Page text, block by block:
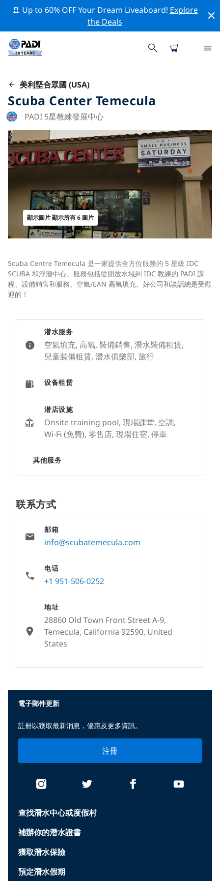
🚢 Up to 60% OFF Your Dream Liveaboard! Explore
the Deals
美利堅合眾國 (USA)
Scuba Center Temecula
PADI 5星教練發展中心
顯示圖片 顯示所有 6 圖片
Scuba Centre Temecula 是一家提供全方位服務的 5 星級 IDC
SCUBA 和浮潛中心。服務包括從開放水域到 IDC 教練的 PADI 課
程、設備銷售和服務、空氣/EAN 高氧填充。好公司和談話總是受歡
迎的！
潜水服务
空氣填充, 高氧, 裝備銷售, 潛水裝備租賃,
兒童裝備租賃, 潛水俱樂部, 旅行
设备租赁
潜店设施
Onsite training pool, 現場課堂, 空調,
Wi-Fi (免費), 零售店, 現場住宿, 停車
其他服务
联系方式
邮箱
info@scubatemecula.com
电话
+1 951-506-0252
地址
28860 Old Town Front Street A-9,
Temecula, California 92590, United
States
查找潛水中心或度假村
補辦你的潛水證書
獲取潛水保險
預定潛水假期
電子郵件更新
註冊以獲取最新消息，優惠及更多資訊。
注冊